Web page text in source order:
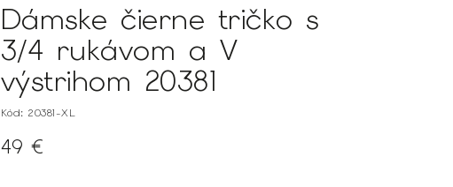
Dámske čierne tričko s
3/4 rukávom a V
výstrihom 20381
Kód: 20381-XL
49 €